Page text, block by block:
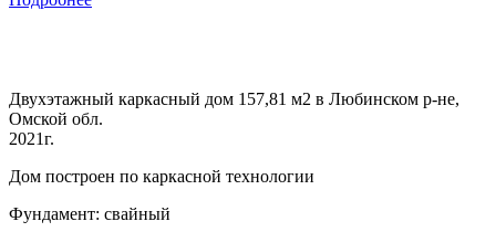
Двухэтажный каркасный дом 157,81 м2 в Любинском р-не,
Омской обл.
2021г.
Дом построен по каркасной технологии
Фундамент: свайный